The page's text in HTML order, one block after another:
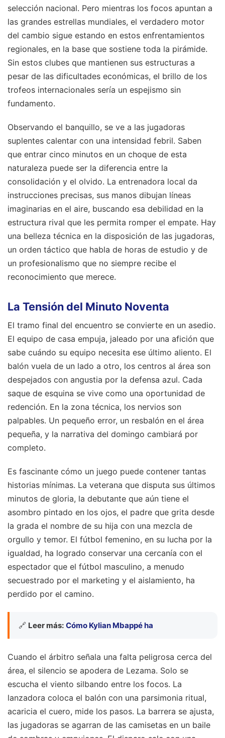
selección nacional. Pero mientras los focos apuntan a
las grandes estrellas mundiales, el verdadero motor
del cambio sigue estando en estos enfrentamientos
regionales, en la base que sostiene toda la pirámide.
Sin estos clubes que mantienen sus estructuras a
pesar de las dificultades económicas, el brillo de los
trofeos internacionales sería un espejismo sin
fundamento.
Observando el banquillo, se ve a las jugadoras
suplentes calentar con una intensidad febril. Saben
que entrar cinco minutos en un choque de esta
naturaleza puede ser la diferencia entre la
consolidación y el olvido. La entrenadora local da
instrucciones precisas, sus manos dibujan líneas
imaginarias en el aire, buscando esa debilidad en la
estructura rival que les permita romper el empate. Hay
una belleza técnica en la disposición de las jugadoras,
un orden táctico que habla de horas de estudio y de
un profesionalismo que no siempre recibe el
reconocimiento que merece.
La Tensión del Minuto Noventa
El tramo final del encuentro se convierte en un asedio.
El equipo de casa empuja, jaleado por una afición que
sabe cuándo su equipo necesita ese último aliento. El
balón vuela de un lado a otro, los centros al área son
despejados con angustia por la defensa azul. Cada
saque de esquina se vive como una oportunidad de
redención. En la zona técnica, los nervios son
palpables. Un pequeño error, un resbalón en el área
pequeña, y la narrativa del domingo cambiará por
completo.
Es fascinante cómo un juego puede contener tantas
historias mínimas. La veterana que disputa sus últimos
minutos de gloria, la debutante que aún tiene el
asombro pintado en los ojos, el padre que grita desde
la grada el nombre de su hija con una mezcla de
orgullo y temor. El fútbol femenino, en su lucha por la
igualdad, ha logrado conservar una cercanía con el
espectador que el fútbol masculino, a menudo
secuestrado por el marketing y el aislamiento, ha
perdido por el camino.
🔗 Leer más: Cómo Kylian Mbappé ha
Cuando el árbitro señala una falta peligrosa cerca del
área, el silencio se apodera de Lezama. Solo se
escucha el viento silbando entre los focos. La
lanzadora coloca el balón con una parsimonia ritual,
acaricia el cuero, mide los pasos. La barrera se ajusta,
las jugadoras se agarran de las camisetas en un baile